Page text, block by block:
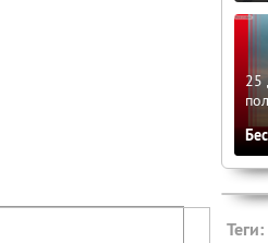
25
Теги: